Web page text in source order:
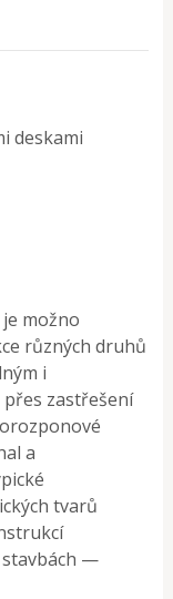
deskami
možno
různých druhů
i
zastřešení
a
tvarů
stavbách —